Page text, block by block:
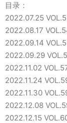
目录：
2022.07.25
2022.08.17
2022.09.14
2022.09.29
2022.11.02
2022.11.24
2022.11.30
2022.12.08
2022.12.15